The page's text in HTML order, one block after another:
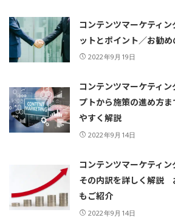
コンテンツマーケティ
ットとポイント／お勧
2022年9月19日
コンテンツマーケティ
プトから施策の進め方
やすく解説
2022年9月14日
コンテンツマーケティ
その内訳を詳しく解説
もご紹介
2022年9月14日